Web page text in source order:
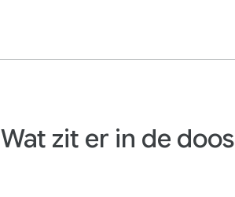
Wat zit er in de doos